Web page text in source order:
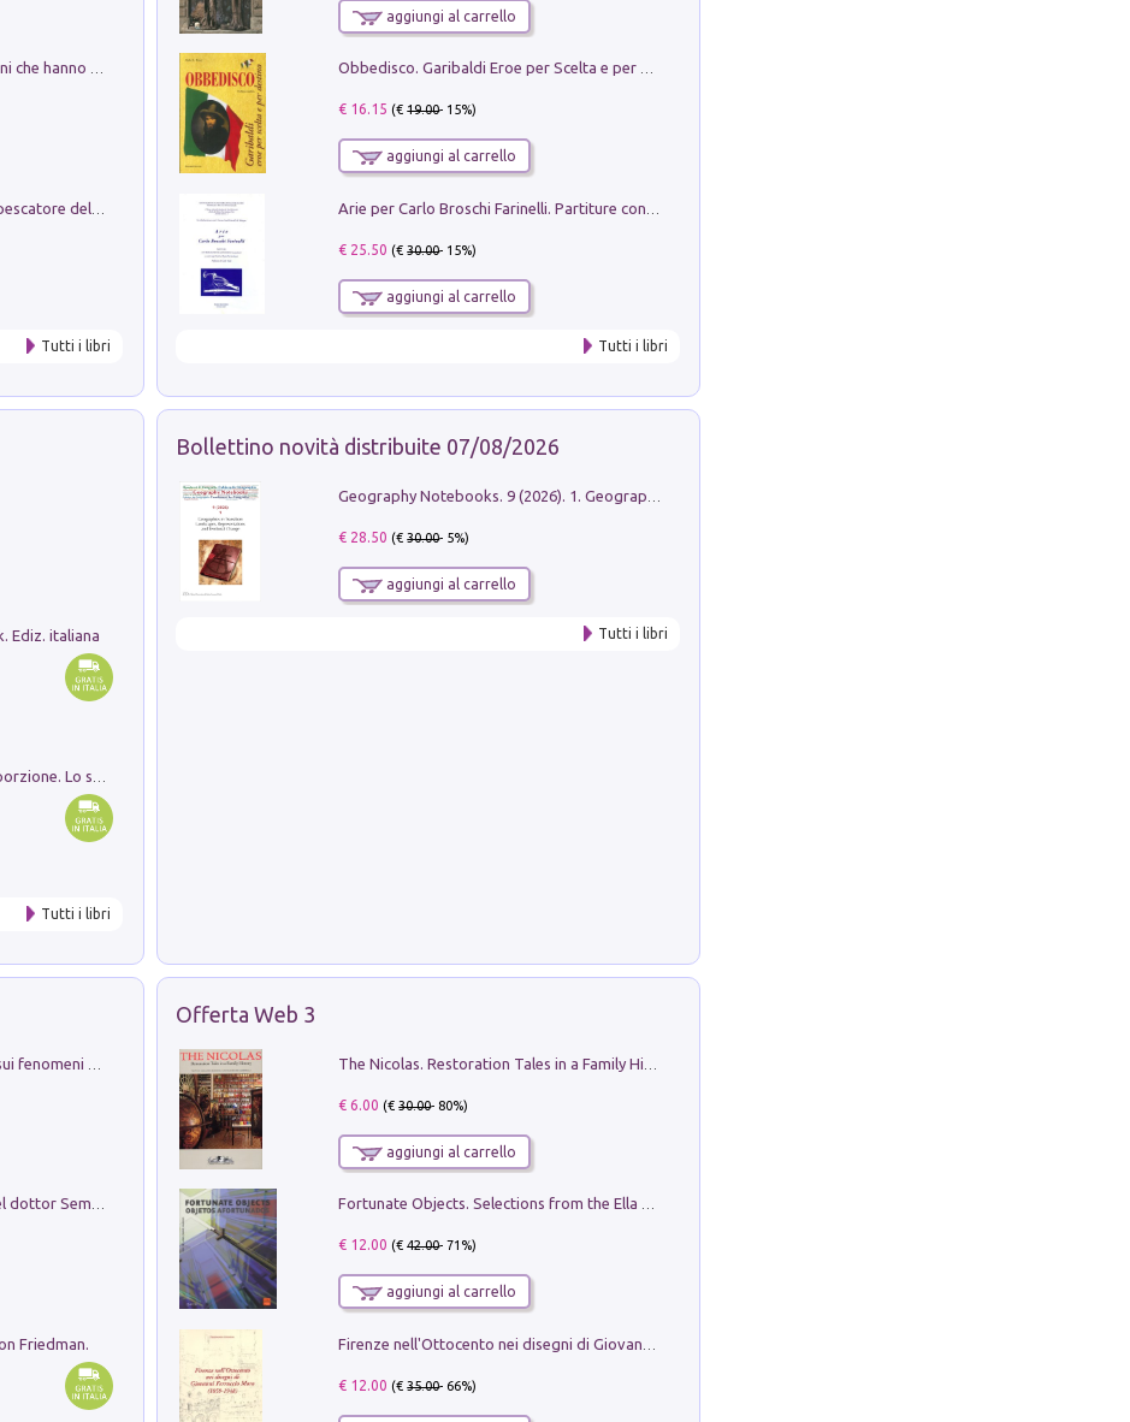
Con questa faccia qui. Le canzoni che hanno fatto la storia di Ligabue
Klose dell'altro mondo. Miro il pescatore del goal
Tutti i libri
aggiungi al carrello
Obbedisco. Garibaldi Eroe per Scelta e per Destino
€ 16.15 (€19.00- 15%)
aggiungi al carrello
€ 25.50 (€30.00- 15%)
aggiungi al carrello
Tutti i libri
Ediz. italiana
Tutti i libri
Bollettino novità distribuite 07/08/2026
€ 28.50 (€30.00- 5%)
aggiungi al carrello
Tutti i libri
Genio ed epidemia. La storia del dottor Semmelweis, il Salvatore delle Madri
Friedman.
Offerta Web 3
€ 6.00 (€30.00- 80%)
aggiungi al carrello
Fortunate Objects. Selections from the Ella Fontanals-Cisneros Collection. Objetos Afortunados. Selección de la Colección Ella Fontanals-Cisneros
€ 12.00 (€42.00- 71%)
aggiungi al carrello
€ 12.00 (€35.00- 66%)